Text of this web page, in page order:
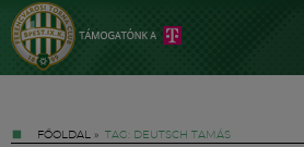
FŐOLDAL » TAG: DEUTSCH TAMÁS